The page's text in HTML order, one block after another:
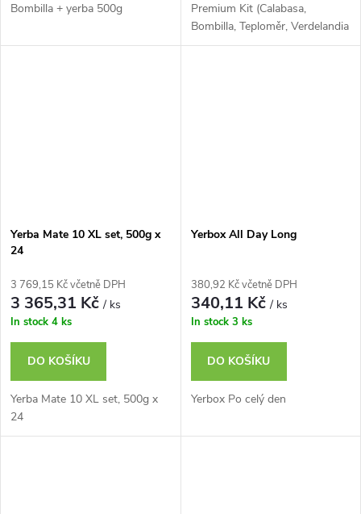
Bombilla + yerba 500g
Premium Kit (Calabasa,
Bombilla, Teploměr, Verdelandia
Premium 1kg)
Yerba Mate 10 XL set, 500g x
24
3 769,15 Kč včetně DPH
3 365,31 Kč/ ks
In stock 4 ks
DO KOŠÍKU
Yerba Mate 10 XL set, 500g x
24
Yerbox All Day Long
380,92 Kč včetně DPH
340,11 Kč/ ks
In stock 3 ks
DO KOŠÍKU
Yerbox Po celý den